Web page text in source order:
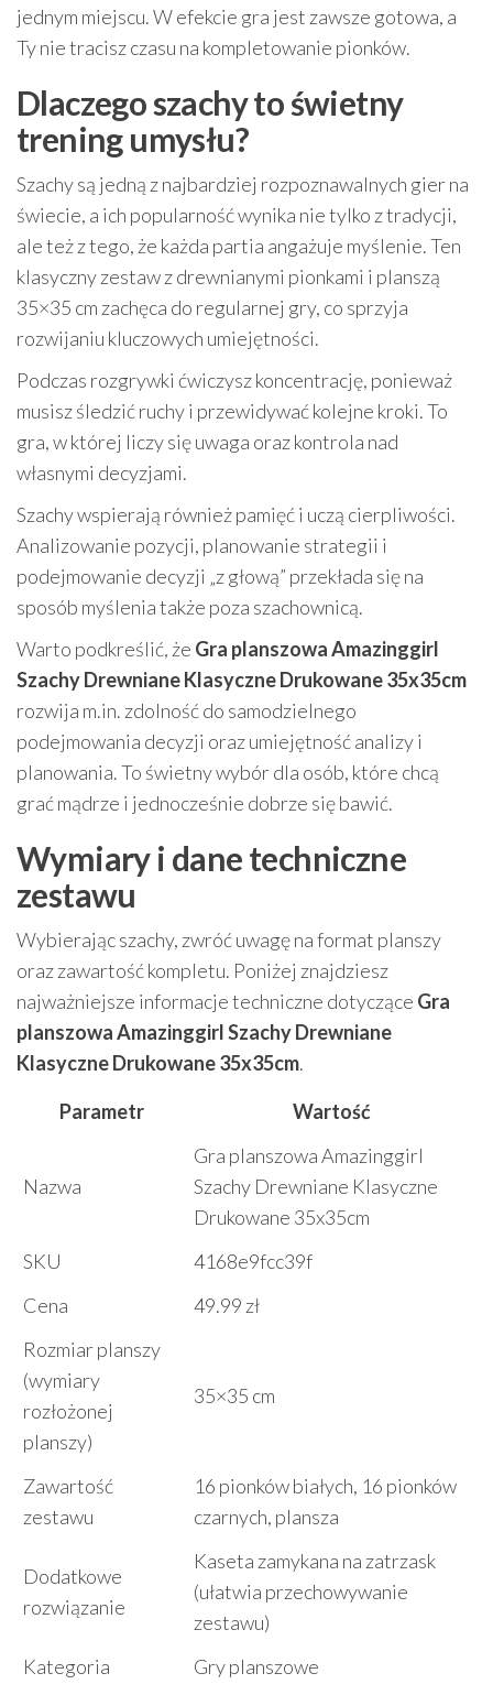
jednym miejscu. W efekcie gra jest zawsze gotowa, a
Ty nie tracisz czasu na kompletowanie pionków.
Dlaczego szachy to świetny
trening umysłu?
Szachy są jedną z najbardziej rozpoznawalnych gier na
świecie, a ich popularność wynika nie tylko z tradycji,
ale też z tego, że każda partia angażuje myślenie. Ten
klasyczny zestaw z drewnianymi pionkami i planszą
35×35 cm zachęca do regularnej gry, co sprzyja
rozwijaniu kluczowych umiejętności.
Podczas rozgrywki ćwiczysz koncentrację, ponieważ
musisz śledzić ruchy i przewidywać kolejne kroki. To
gra, w której liczy się uwaga oraz kontrola nad
własnymi decyzjami.
Szachy wspierają również pamięć i uczą cierpliwości.
Analizowanie pozycji, planowanie strategii i
podejmowanie decyzji „z głową” przekłada się na
sposób myślenia także poza szachownicą.
Warto podkreślić, że Gra planszowa Amazinggirl
Szachy Drewniane Klasyczne Drukowane 35x35cm
rozwija m.in. zdolność do samodzielnego
podejmowania decyzji oraz umiejętność analizy i
planowania. To świetny wybór dla osób, które chcą
grać mądrze i jednocześnie dobrze się bawić.
Wymiary i dane techniczne
zestawu
Wybierając szachy, zwróć uwagę na format planszy
oraz zawartość kompletu. Poniżej znajdziesz
najważniejsze informacje techniczne dotyczące Gra
planszowa Amazinggirl Szachy Drewniane
Klasyczne Drukowane 35x35cm.
Parametr
Wartość
Nazwa
Gra planszowa Amazinggirl
Szachy Drewniane Klasyczne
Drukowane 35x35cm
SKU
4168e9fcc39f
Cena
49.99 zł
Rozmiar planszy
(wymiary
rozłożonej
planszy)
35×35 cm
Zawartość
zestawu
16 pionków białych, 16 pionków
czarnych, plansza
Dodatkowe
rozwiązanie
Kaseta zamykana na zatrzask
(ułatwia przechowywanie
zestawu)
Kategoria
Gry planszowe